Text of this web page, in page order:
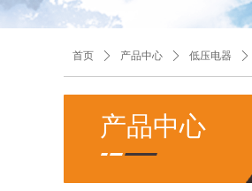
产品中心
首页 ꄲ 产品中心 ꄲ 低压电器 ꄲ